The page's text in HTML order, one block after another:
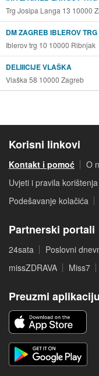
Trg Josipa Langa 13 10000
DM ZAGREB IBLEROV
Iblerov trg 10 10000 Ribnjak
DELIIICIJE VLAŠKA
Vlaška 58 10000 Zagreb
Korisni linkovi
Kontakt i pomoć O
Uvjeti i pravila korištenja
Podešavanje kolačića
Partnerski portali
24sata Poslovni
missZDRAVA
Miss7
Preuzmi aplikaciju